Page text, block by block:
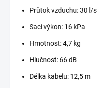
Průtok vzduchu: 30 l/s
Sací výkon: 16 kPa
Hmotnost: 4,7 kg
Hlučnost: 66 dB
Délka kabelu: 12,5 m